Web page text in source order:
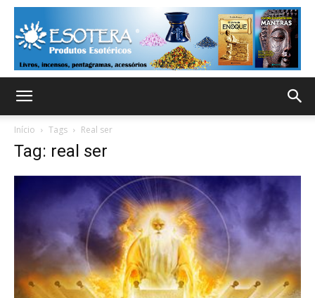
Início Tags Real ser
Tag: real ser